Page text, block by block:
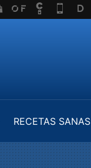
RECETAS SANAS